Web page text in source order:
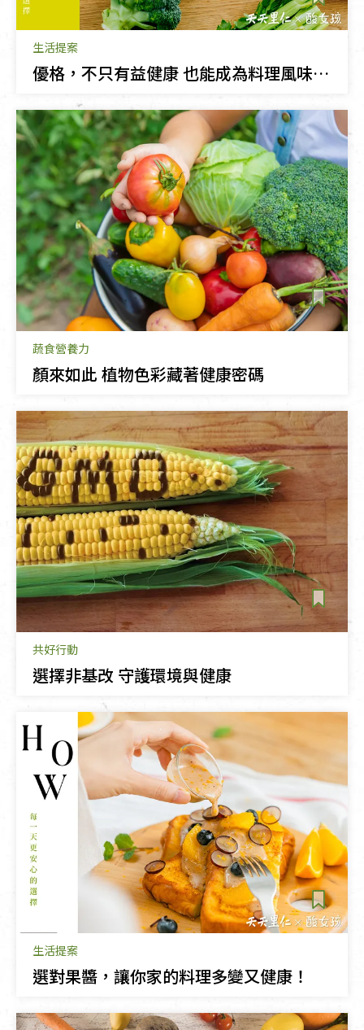
生活提案
優格，不只有益健康 也能成為料理風味的關鍵
蔬食營養力
顏來如此 植物色彩藏著健康密碼
共好行動
選擇非基改 守護環境與健康
生活提案
選對果醬，讓你家的料理多變又健康！